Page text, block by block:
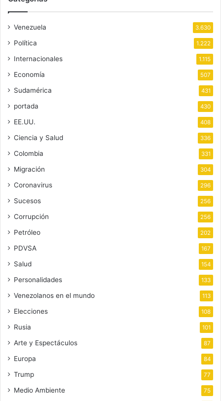
Venezuela 3.630
Política 1.222
Internacionales 1.115
Economía 507
Sudamérica 431
portada 430
EE.UU. 408
Ciencia y Salud 336
Colombia 331
Migración 304
Coronavirus 296
Sucesos 256
Corrupción 256
Petróleo 202
PDVSA 167
Salud 154
Personalidades 133
Venezolanos en el mundo 113
Elecciones 108
Rusia 101
Arte y Espectáculos 87
Europa 84
Trump 77
Medio Ambiente 75